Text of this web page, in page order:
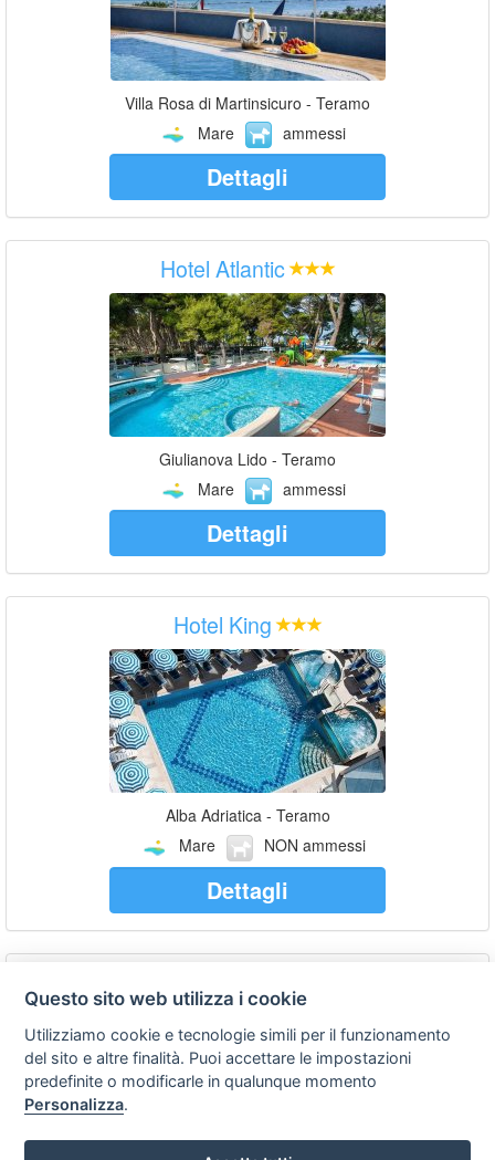
Villa Rosa di Martinsicuro - Teramo
Mare
ammessi
Dettagli
Hotel Atlantic
Giulianova Lido - Teramo
Mare
ammessi
Dettagli
Hotel King
Alba Adriatica - Teramo
Mare
NON ammessi
Dettagli
Questo sito web utilizza i cookie
Utilizziamo cookie e tecnologie simili per il funzionamento
del sito e altre finalità. Puoi accettare le impostazioni
predefinite o modificarle in qualunque momento
Personalizza.